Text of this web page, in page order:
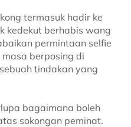
termasuk hadir ke
kedekut berhabis wang
permintaan selfie
berposing di
tindakan yang
bagaimana boleh
sokongan peminat.